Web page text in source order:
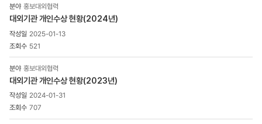
번호,
제목,
첨부파일
으로
홍보대외협력
대외기관 개인수상 현황(2024년)
2025-01-13
521
홍보대외협력
대외기관 개인수상 현황(2023년)
2024-01-31
707